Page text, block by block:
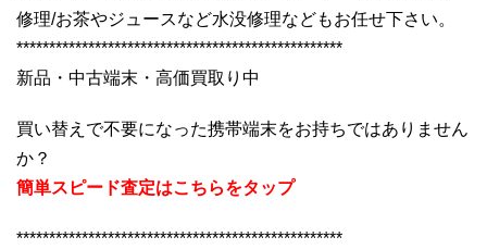
修理/お茶やジュースなど水没修理などもお任せ下さい。
**************************************************
新品・中古端末・高価買取り中
買い替えで不要になった携帯端末をお持ちではありません
か？
簡単スピード査定はこちらをタップ
**************************************************